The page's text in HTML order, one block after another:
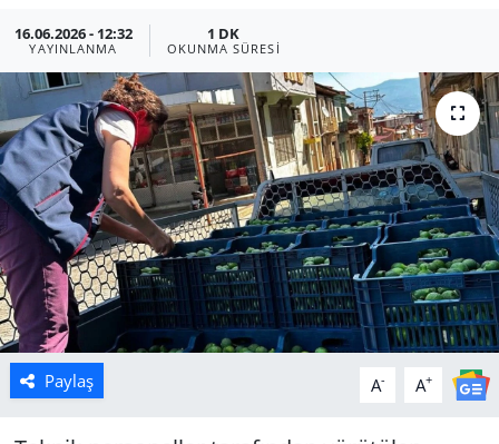
16.06.2026 - 12:32
YAYINLANMA
1 DK
OKUNMA SÜRESI
Paylaş A- A+
Uşak